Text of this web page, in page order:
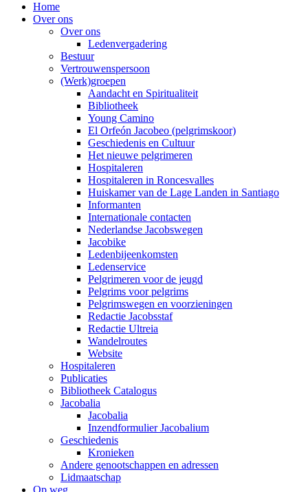
Home
Over ons
Over ons
Ledenvergadering
Bestuur
Vertrouwenspersoon
(Werk)groepen
Aandacht en Spiritualiteit
Bibliotheek
Young Camino
El Orfeón Jacobeo (pelgrimskoor)
Geschiedenis en Cultuur
Het nieuwe pelgrimeren
Hospitaleren
Hospitaleren in Roncesvalles
Huiskamer van de Lage Landen in Santiago
Informanten
Internationale contacten
Nederlandse Jacobswegen
Jacobike
Ledenbijeenkomsten
Ledenservice
Pelgrimeren voor de jeugd
Pelgrims voor pelgrims
Pelgrimswegen en voorzieningen
Redactie Jacobsstaf
Redactie Ultreia
Wandelroutes
Website
Hospitaleren
Publicaties
Bibliotheek Catalogus
Jacobalia
Jacobalia
Inzendformulier Jacobalium
Geschiedenis
Kronieken
Andere genootschappen en adressen
Lidmaatschap
Op weg